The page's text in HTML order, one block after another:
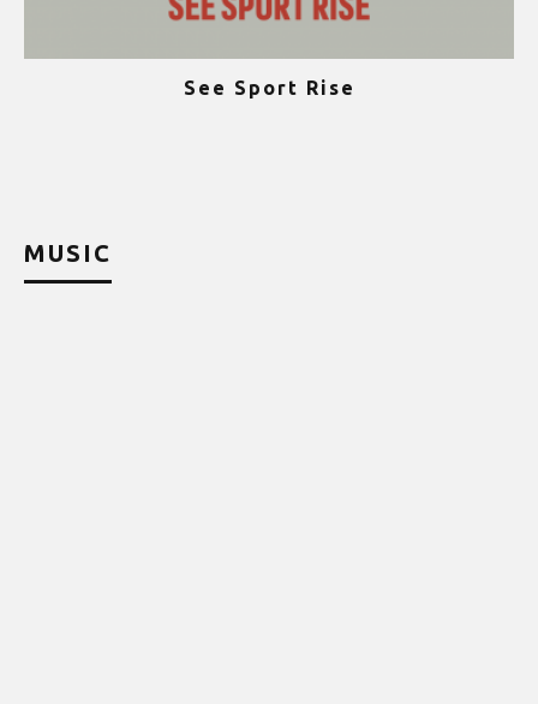
See Sport Rise
MUSIC